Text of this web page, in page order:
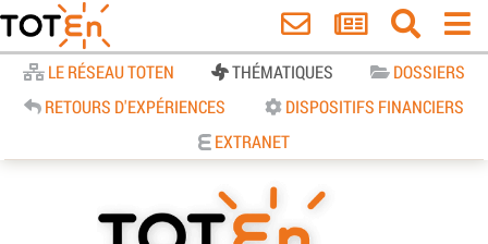
LE RÉSEAU TOTEN THÉMATIQUES
DOSSIERS
RETOURS D'EXPÉRIENCES
DISPOSITIFS FINANCIERS
EXTRANET